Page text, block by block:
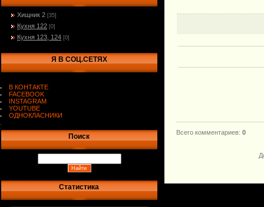
Хищник 2 [35]
Кухня 122 [0]
Кухня 123, 124 [0]
Я В СОЦ.СЕТЯХ
В КОНТАКТЕ
FACEBOOK
INSTAGRAM
YOUTUBE
ОДНОКЛАСНИКИ
Поиск
Статистика
Всего комментариев: 0